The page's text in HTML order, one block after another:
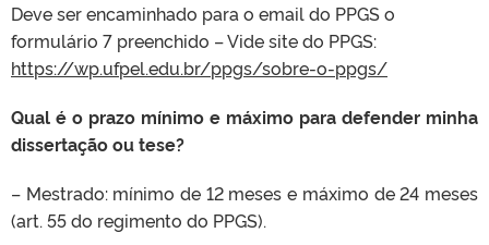
Deve ser encaminhado para o email do PPGS o
formulário 7 preenchido – Vide site do PPGS:
https://wp.ufpel.edu.br/ppgs/sobre-o-ppgs/
Qual é o prazo mínimo e máximo para defender minha
dissertação ou tese?
– Mestrado: mínimo de 12 meses e máximo de 24 meses
(art. 55 do regimento do PPGS).